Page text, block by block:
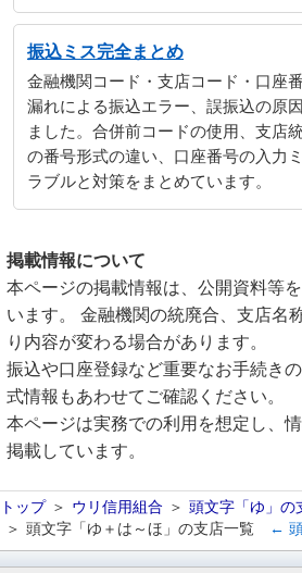
振込ミス完全まとめ
金融機関コード・支店コード・口座
漏れによる振込エラー、誤振込の原
ました。合併前コードの使用、支店
の番号形式の違い、口座番号の入力
ラブルと対策をまとめています。
掲載情報について
本ページの掲載情報は、公開資料等
います。 金融機関の統廃合、支店名
り内容が変わる場合があります。
振込や口座登録など重要なお手続き
式情報もあわせてご確認ください。
本ページは実務での利用を想定し、
掲載しています。
トップ ウリ信用組合
頭文字「ゆ」の
頭文字「ゆ＋は～ほ」の支店一覧
←